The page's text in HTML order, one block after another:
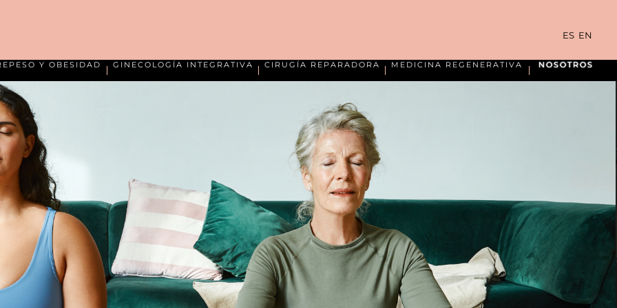
ES EN
Y OBESIDAD GINECOLOGÍA INTEGRATIVA CIRUGÍA REPARADORA MEDICINA REGENERATIVA NOSOTROS